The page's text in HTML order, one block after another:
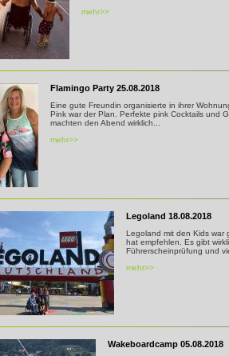
mehr>>
Flamingo Party 25.08.2018
Eine gute Freundin organisierte in ihrer
Pink war der Plan. Perfekte pink Cocktails und
machten den Abend wirklich...
mehr>>
Legoland 18.08.2018
Legoland mit den Kids war
hat empfehlen. Es gibt
Führerscheinprüfung und
mehr>>
Wakeboardcamp 05.08.2018